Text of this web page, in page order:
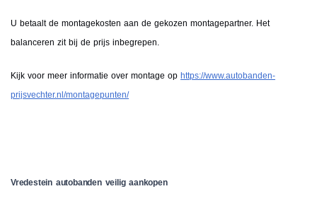
U betaalt de montagekosten aan de gekozen montagepartner. Het
balanceren zit bij de prijs inbegrepen.
Kijk voor meer informatie over montage op https://www.autobanden-
prijsvechter.nl/montagepunten/
Vredestein autobanden veilig aankopen